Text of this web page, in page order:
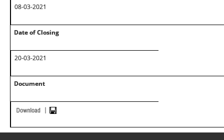
08-03-2021
Date of Closing
20-03-2021
Document